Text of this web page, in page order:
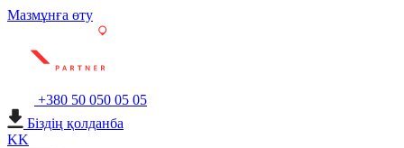
Мазмұнға өту
+380 50 050 05 05
Біздің қолданба
KK